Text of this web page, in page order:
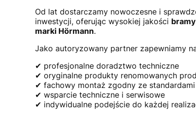
Od lat dostarczamy nowoczesne i
inwestycji, oferując wysokiej jakości
marki Hörmann.
Jako autoryzowany partner zapewniamy
✔ profesjonalne doradztwo techniczne
✔ oryginalne produkty renomowanych
✔ fachowy montaż zgodny ze
✔ wsparcie techniczne i serwisowe
✔ indywidualne podejście do każdej